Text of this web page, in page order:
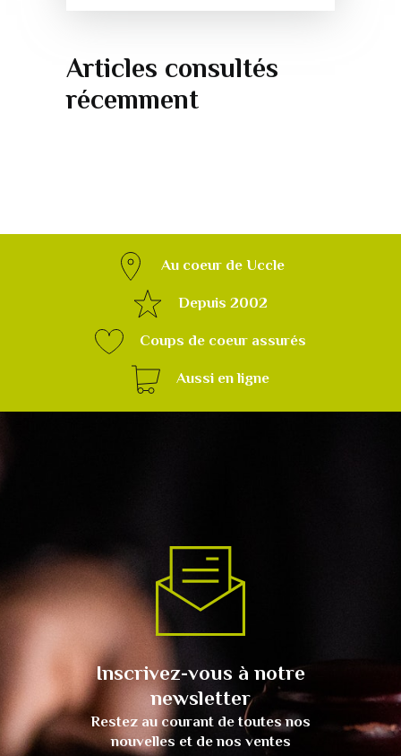
Articles consultés
récemment
Au coeur de Uccle
Depuis 2002
Coups de coeur assurés
Aussi en ligne
Inscrivez-vous à notre
newsletter
Restez au courant de toutes nos
nouvelles et de nos ventes